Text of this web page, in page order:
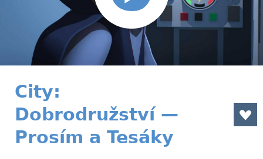
City:
Dobrodružství —
Prosím a Tesáky